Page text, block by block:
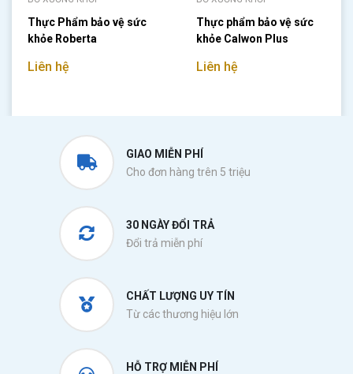
Thực Phẩm bảo vệ sức
khỏe Roberta
Liên hệ
Thực phẩm bảo vệ sức
khỏe Calwon Plus
Liên hệ
GIAO MIỄN PHÍ
Cho đơn hàng trên 5 triệu
30 NGÀY ĐỔI TRẢ
Đổi trả miễn phí
CHẤT LƯỢNG UY TÍN
Từ các thương hiệu lớn
HỖ TRỢ MIỄN PHÍ